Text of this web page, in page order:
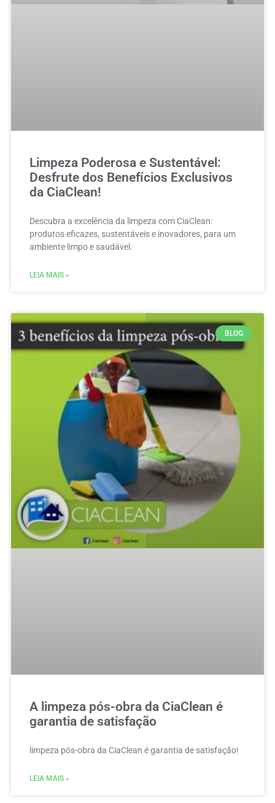
Limpeza Poderosa e Sustentável:
Desfrute dos Benefícios Exclusivos
da CiaClean!
Descubra a excelência da limpeza com CiaClean:
produtos eficazes, sustentáveis e inovadores, para um
ambiente limpo e saudável.
LEIA MAIS »
BLOG
A limpeza pós-obra da CiaClean é
garantia de satisfação
limpeza pós-obra da CiaClean é garantia de satisfação!
LEIA MAIS »